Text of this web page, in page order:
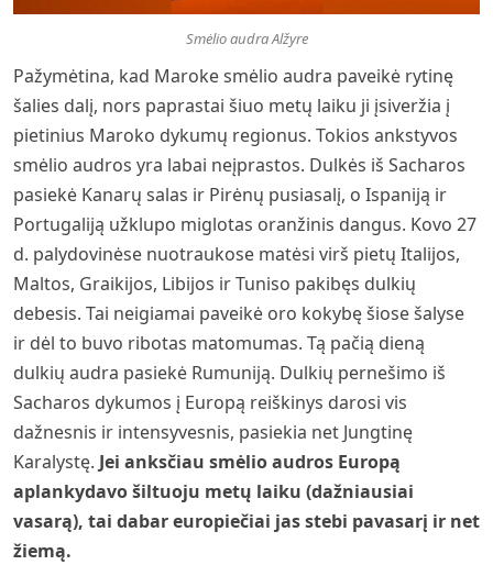
Smėlio audra Alžyre
Pažymėtina, kad Maroke smėlio audra paveikė rytinę
šalies dalį, nors paprastai šiuo metų laiku ji įsiveržia į
pietinius Maroko dykumų regionus. Tokios ankstyvos
smėlio audros yra labai neįprastos. Dulkės iš Sacharos
pasiekė Kanarų salas ir Pirėnų pusiasalį, o Ispaniją ir
Portugaliją užklupo miglotas oranžinis dangus. Kovo 27
d. palydovinėse nuotraukose matėsi virš pietų Italijos,
Maltos, Graikijos, Libijos ir Tuniso pakibęs dulkių
debesis. Tai neigiamai paveikė oro kokybę šiose šalyse
ir dėl to buvo ribotas matomumas. Tą pačią dieną
dulkių audra pasiekė Rumuniją. Dulkių pernešimo iš
Sacharos dykumos į Europą reiškinys darosi vis
dažnesnis ir intensyvesnis, pasiekia net Jungtinę
Karalystę. Jei anksčiau smėlio audros Europą
aplankydavo šiltuoju metų laiku (dažniausiai
vasarą), tai dabar europiečiai jas stebi pavasarį ir net
žiemą.